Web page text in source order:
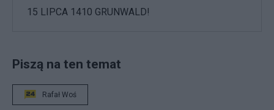
15 LIPCA 1410 GRUNWALD!
Piszą na ten temat
Rafał Woś